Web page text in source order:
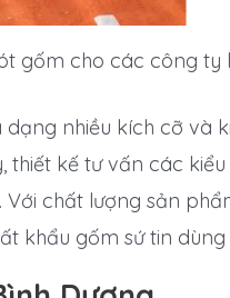
gốm cho các công ty
nhiều kích cỡ và
kế tư vấn các
chất lượng sản
khẩu gốm sứ tin